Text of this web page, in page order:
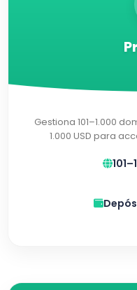
Gestiona 101–1.000
1.000 USD para